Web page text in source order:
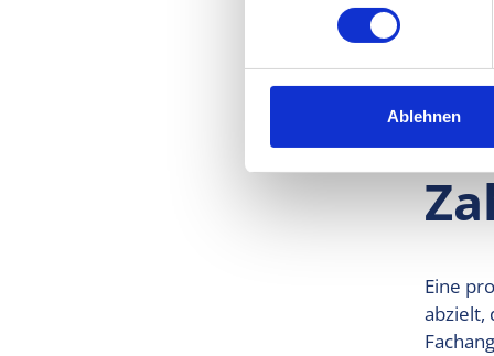
Ablehnen
Eine
abzielt,